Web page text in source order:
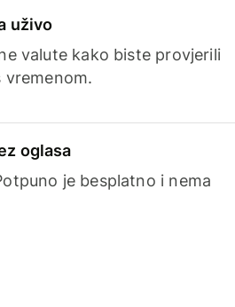
uživo
valute kako biste provjerili
vremenom.
oglasa
je besplatno i nema